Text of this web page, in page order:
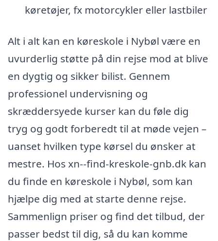
køretøjer, fx motorcykler eller lastbiler
Alt i alt kan en køreskole i Nybøl være en
uvurderlig støtte på din rejse mod at blive
en dygtig og sikker bilist. Gennem
professionel undervisning og
skræddersyede kurser kan du føle dig
tryg og godt forberedt til at møde vejen –
uanset hvilken type kørsel du ønsker at
mestre. Hos xn--find-kreskole-gnb.dk kan
du finde en køreskole i Nybøl, som kan
hjælpe dig med at starte denne rejse.
Sammenlign priser og find det tilbud, der
passer bedst til dig, så du kan komme